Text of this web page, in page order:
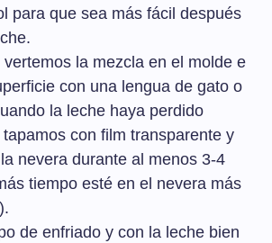
para que sea más fácil después
la mezcla en el molde e
con una lengua de gato o
la leche haya perdido
con film transparente y
nevera durante al menos 3-4
tiempo esté en el nevera más
de enfriado y con la leche bien